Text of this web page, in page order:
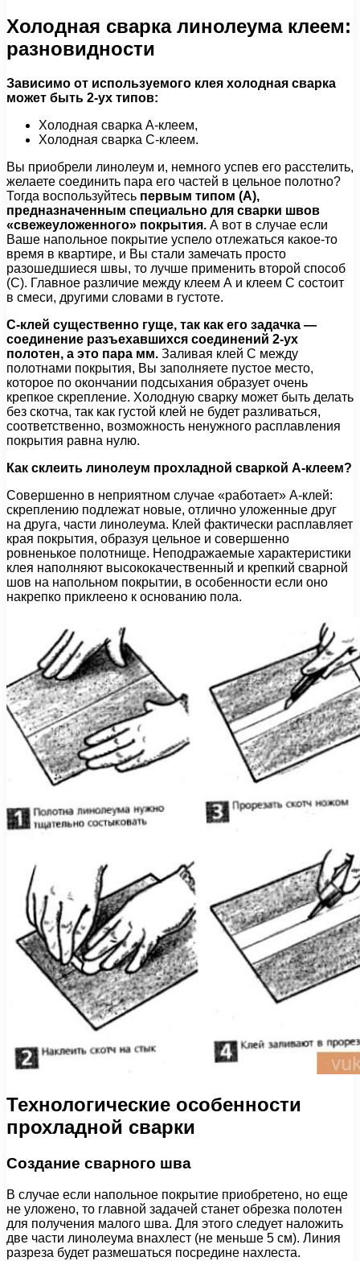
Холодная сварка линолеума клеем:
разновидности
Зависимо от используемого клея холодная сварка
может быть 2-ух типов:
Холодная сварка А-клеем,
Холодная сварка С-клеем.
Вы приобрели линолеум и, немного успев его расстелить,
желаете соединить пара его частей в цельное полотно?
Тогда воспользуйтесь первым типом (А),
предназначенным специально для сварки швов
«свежеуложенного» покрытия. А вот в случае если
Ваше напольное покрытие успело отлежаться какое-то
время в квартире, и Вы стали замечать просто
разошедшиеся швы, то лучше применить второй способ
(С). Главное различие между клеем А и клеем С состоит
в смеси, другими словами в густоте.
С-клей существенно гуще, так как его задачка —
соединение разъехавшихся соединений 2-ух
полотен, а это пара мм. Заливая клей С между
полотнами покрытия, Вы заполняете пустое место,
которое по окончании подсыхания образует очень
крепкое скрепление. Холодную сварку может быть делать
без скотча, так как густой клей не будет разливаться,
соответственно, возможность ненужного расплавления
покрытия равна нулю.
Как склеить линолеум прохладной сваркой А-клеем?
Совершенно в неприятном случае «работает» А-клей:
скреплению подлежат новые, отлично уложенные друг
на друга, части линолеума. Клей фактически расплавляет
края покрытия, образуя цельное и совершенно
ровненькое полотнище. Неподражаемые характеристики
клея наполняют высококачественный и крепкий сварной
шов на напольном покрытии, в особенности если оно
накрепко приклеено к основанию пола.
Технологические особенности
прохладной сварки
Создание сварного шва
В случае если напольное покрытие приобретено, но еще
не уложено, то главной задачей станет обрезка полотен
для получения малого шва. Для этого следует наложить
две части линолеума внахлест (не меньше 5 см). Линия
разреза будет размешаться посредине нахлеста.